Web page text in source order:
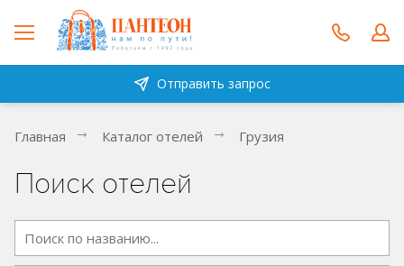
Отправить запрос
Главная Каталог отелей Грузия
Поиск отелей